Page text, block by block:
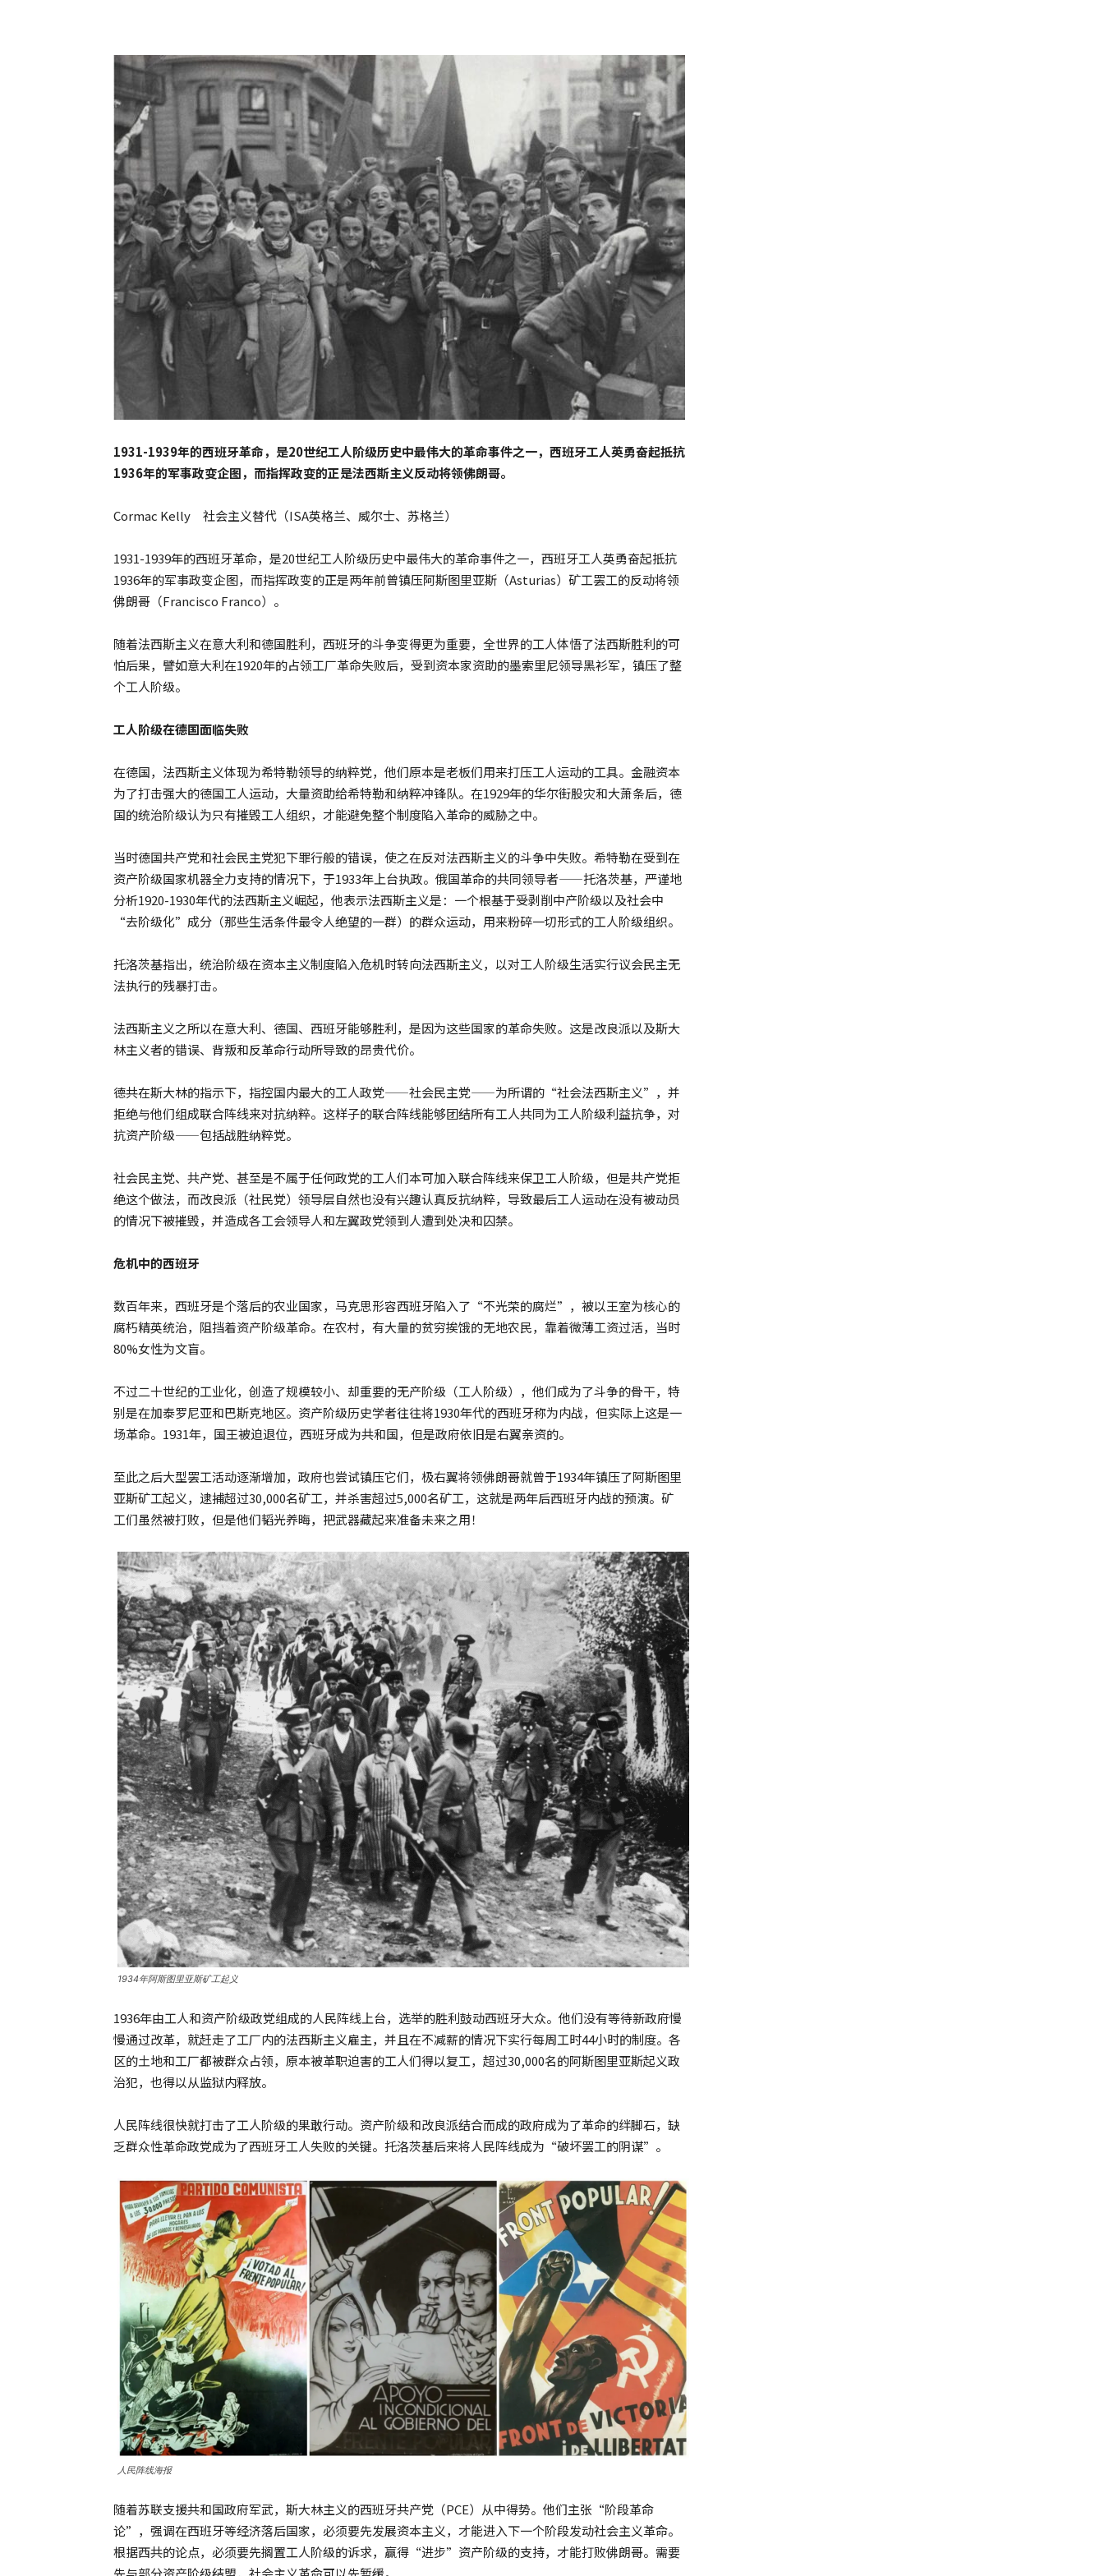
1931-1939年的西班牙革命，是20世纪工人阶级历史中最伟大的革命事件之一，西班牙工人英勇奋起抵抗
1936年的军事政变企图，而指挥政变的正是法西斯主义反动将领佛朗哥。
Cormac Kelly 社会主义替代（ISA英格兰、威尔士、苏格兰）
1931-1939年的西班牙革命，是20世纪工人阶级历史中最伟大的革命事件之一，西班牙工人英勇奋起抵抗
1936年的军事政变企图，而指挥政变的正是两年前曾镇压阿斯图里亚斯（Asturias）矿工罢工的反动将领
佛朗哥（Francisco Franco）。
随着法西斯主义在意大利和德国胜利，西班牙的斗争变得更为重要，全世界的工人体悟了法西斯胜利的可
怕后果，譬如意大利在1920年的占领工厂革命失败后，受到资本家资助的墨索里尼领导黑衫军，镇压了整
个工人阶级。
工人阶级在德国面临失败
在德国，法西斯主义体现为希特勒领导的纳粹党，他们原本是老板们用来打压工人运动的工具。金融资本
为了打击强大的德国工人运动，大量资助给希特勒和纳粹冲锋队。在1929年的华尔街股灾和大萧条后，德
国的统治阶级认为只有摧毁工人组织，才能避免整个制度陷入革命的威胁之中。
当时德国共产党和社会民主党犯下罪行般的错误，使之在反对法西斯主义的斗争中失败。希特勒在受到在
资产阶级国家机器全力支持的情况下，于1933年上台执政。俄国革命的共同领导者——托洛茨基，严谨地
分析1920-1930年代的法西斯主义崛起，他表示法西斯主义是：一个根基于受剥削中产阶级以及社会中
“去阶级化”成分（那些生活条件最令人绝望的一群）的群众运动，用来粉碎一切形式的工人阶级组织。
托洛茨基指出，统治阶级在资本主义制度陷入危机时转向法西斯主义，以对工人阶级生活实行议会民主无
法执行的残暴打击。
法西斯主义之所以在意大利、德国、西班牙能够胜利，是因为这些国家的革命失败。这是改良派以及斯大
林主义者的错误、背叛和反革命行动所导致的昂贵代价。
德共在斯大林的指示下，指控国内最大的工人政党——社会民主党——为所谓的“社会法西斯主义”，并
拒绝与他们组成联合阵线来对抗纳粹。这样子的联合阵线能够团结所有工人共同为工人阶级利益抗争，对
抗资产阶级——包括战胜纳粹党。
社会民主党、共产党、甚至是不属于任何政党的工人们本可加入联合阵线来保卫工人阶级，但是共产党拒
绝这个做法，而改良派（社民党）领导层自然也没有兴趣认真反抗纳粹，导致最后工人运动在没有被动员
的情况下被摧毁，并造成各工会领导人和左翼政党领到人遭到处决和囚禁。
危机中的西班牙
数百年来，西班牙是个落后的农业国家，马克思形容西班牙陷入了“不光荣的腐烂”，被以王室为核心的
腐朽精英统治，阻挡着资产阶级革命。在农村，有大量的贫穷挨饿的无地农民，靠着微薄工资过活，当时
80%女性为文盲。
不过二十世纪的工业化，创造了规模较小、却重要的无产阶级（工人阶级），他们成为了斗争的骨干，特
别是在加泰罗尼亚和巴斯克地区。资产阶级历史学者往往将1930年代的西班牙称为内战，但实际上这是一
场革命。1931年，国王被迫退位，西班牙成为共和国，但是政府依旧是右翼亲资的。
至此之后大型罢工活动逐渐增加，政府也尝试镇压它们，极右翼将领佛朗哥就曾于1934年镇压了阿斯图里
亚斯矿工起义，逮捕超过30,000名矿工，并杀害超过5,000名矿工，这就是两年后西班牙内战的预演。矿
工们虽然被打败，但是他们韬光养晦，把武器藏起来准备未来之用！
1934年阿斯图里亚斯矿工起义
1936年由工人和资产阶级政党组成的人民阵线上台，选举的胜利鼓动西班牙大众。他们没有等待新政府慢
慢通过改革，就赶走了工厂内的法西斯主义雇主，并且在不减薪的情况下实行每周工时44小时的制度。各
区的土地和工厂都被群众占领，原本被革职迫害的工人们得以复工，超过30,000名的阿斯图里亚斯起义政
治犯，也得以从监狱内释放。
人民阵线很快就打击了工人阶级的果敢行动。资产阶级和改良派结合而成的政府成为了革命的绊脚石，缺
乏群众性革命政党成为了西班牙工人失败的关键。托洛茨基后来将人民阵线成为“破坏罢工的阴谋”。
人民阵线海报
随着苏联支援共和国政府军武，斯大林主义的西班牙共产党（PCE）从中得势。他们主张“阶段革命
论”，强调在西班牙等经济落后国家，必须要先发展资本主义，才能进入下一个阶段发动社会主义革命。
根据西共的论点，必须要先搁置工人阶级的诉求，赢得“进步”资产阶级的支持，才能打败佛朗哥。需要